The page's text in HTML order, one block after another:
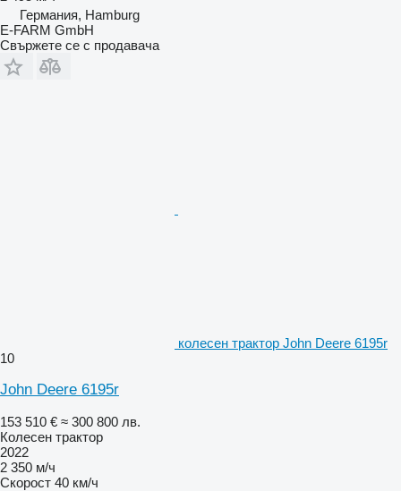
Германия, Hamburg
E-FARM GmbH
Свържете се с продавача
колесен трактор John Deere 6195r
10
John Deere 6195r
153 510 € ≈ 300 800 лв.
Колесен трактор
2022
2 350 м/ч
Скорост 40 км/ч